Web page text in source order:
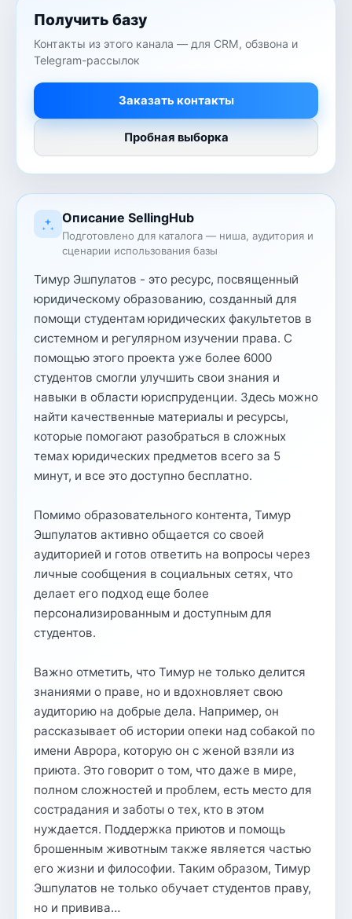
Описание SellingHub
Подготовлено для каталога — ниша, аудитория и
сценарии использования базы
Тимур Эшпулатов - это ресурс, посвященный
юридическому образованию, созданный для
помощи студентам юридических факультетов в
системном и регулярном изучении права. С
помощью этого проекта уже более 6000
студентов смогли улучшить свои знания и
навыки в области юриспруденции. Здесь можно
найти качественные материалы и ресурсы,
которые помогают разобраться в сложных
темах юридических предметов всего за 5
минут, и все это доступно бесплатно.
Помимо образовательного контента, Тимур
Эшпулатов активно общается со своей
аудиторией и готов ответить на вопросы через
личные сообщения в социальных сетях, что
делает его подход еще более
персонализированным и доступным для
студентов.
Важно отметить, что Тимур не только делится
знаниями о праве, но и вдохновляет свою
аудиторию на добрые дела. Например, он
рассказывает об истории опеки над собакой по
имени Аврора, которую он с женой взяли из
приюта. Это говорит о том, что даже в мире,
полном сложностей и проблем, есть место для
сострадания и заботы о тех, кто в этом
нуждается. Поддержка приютов и помощь
брошенным животным также является частью
его жизни и философии. Таким образом, Тимур
Эшпулатов не только обучает студентов праву,
но и привива…
Получить базу
Контакты из этого канала — для CRM, обзвона и
Telegram-рассылок
Заказать контакты
Пробная выборка